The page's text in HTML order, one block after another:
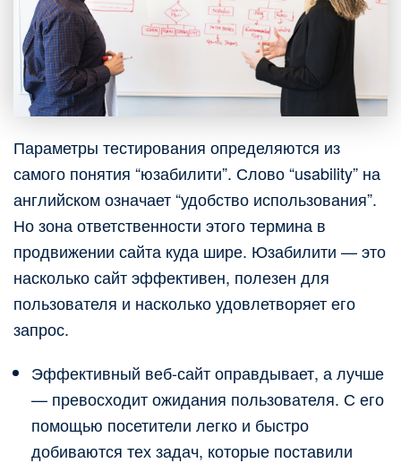
Параметры тестирования определяются из
самого понятия “юзабилити”. Слово “usability” на
английском означает “удобство использования”.
Но зона ответственности этого термина в
продвижении сайта куда шире. Юзабилити — это
насколько сайт эффективен, полезен для
пользователя и насколько удовлетворяет его
запрос.
Эффективный веб-сайт оправдывает, а лучше
— превосходит ожидания пользователя. С его
помощью посетители легко и быстро
добиваются тех задач, которые поставили